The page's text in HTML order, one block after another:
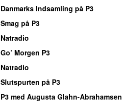
Danmarks Indsamling på P3
Smag på P3
Natradio
Go’ Morgen P3
Natradio
Slutspurten på P3
P3 med Augusta Glahn-Abrahamsen